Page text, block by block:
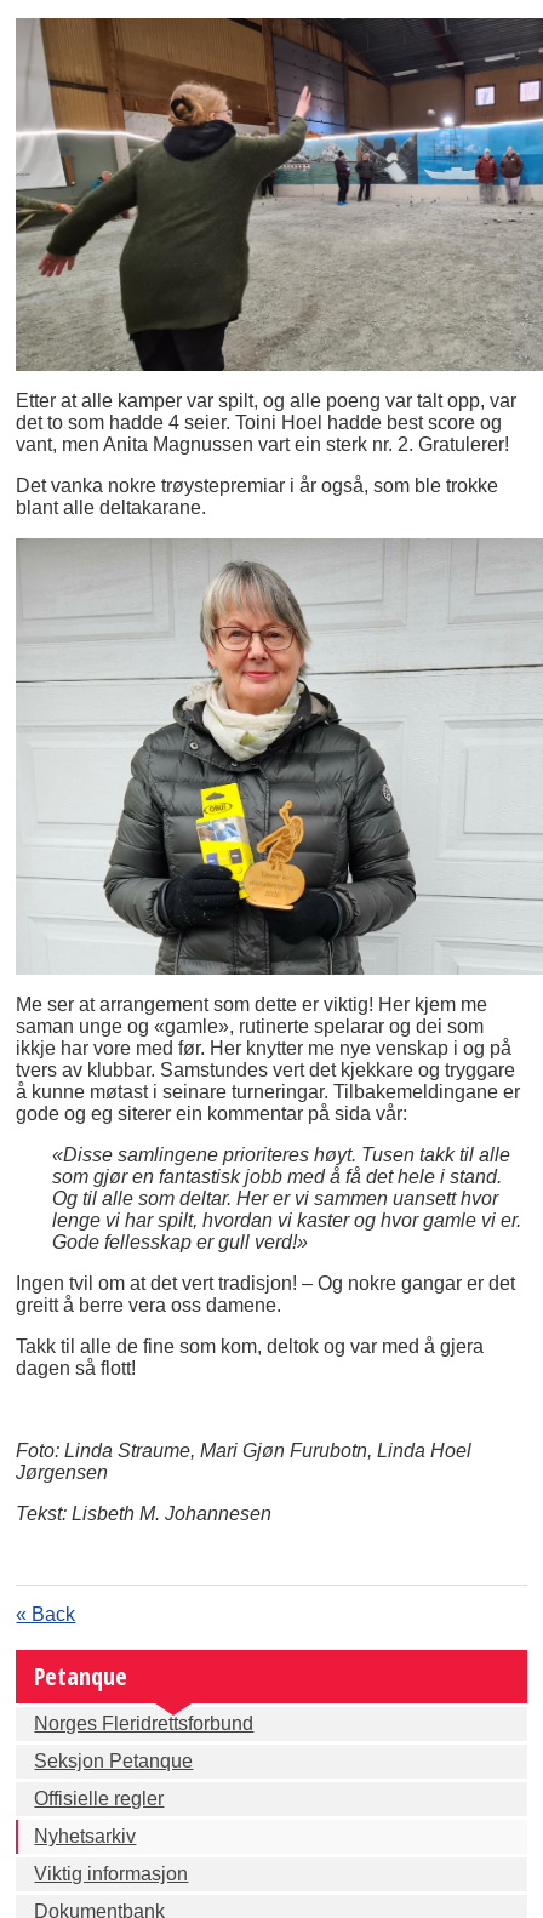
Etter at alle kamper var spilt, og alle poeng var talt opp, var
det to som hadde 4 seier. Toini Hoel hadde best score og
vant, men Anita Magnussen vart ein sterk nr. 2. Gratulerer!
Det vanka nokre trøystepremiar i år også, som ble trokke
blant alle deltakarane.
Me ser at arrangement som dette er viktig! Her kjem me
saman unge og «gamle», rutinerte spelarar og dei som
ikkje har vore med før. Her knytter me nye venskap i og på
tvers av klubbar. Samstundes vert det kjekkare og tryggare
å kunne møtast i seinare turneringar. Tilbakemeldingane er
gode og eg siterer ein kommentar på sida vår:
«Disse samlingene prioriteres høyt. Tusen takk til alle
som gjør en fantastisk jobb med å få det hele i stand.
Og til alle som deltar. Her er vi sammen uansett hvor
lenge vi har spilt, hvordan vi kaster og hvor gamle vi er.
Gode fellesskap er gull verd!»
Ingen tvil om at det vert tradisjon! – Og nokre gangar er det
greitt å berre vera oss damene.
Takk til alle de fine som kom, deltok og var med å gjera
dagen så flott!
Foto: Linda Straume, Mari Gjøn Furubotn, Linda Hoel
Jørgensen
Tekst: Lisbeth M. Johannesen
« Back
Petanque
Norges Fleridrettsforbund
Seksjon Petanque
Offisielle regler
Nyhetsarkiv
Viktig informasjon
Dokumentbank